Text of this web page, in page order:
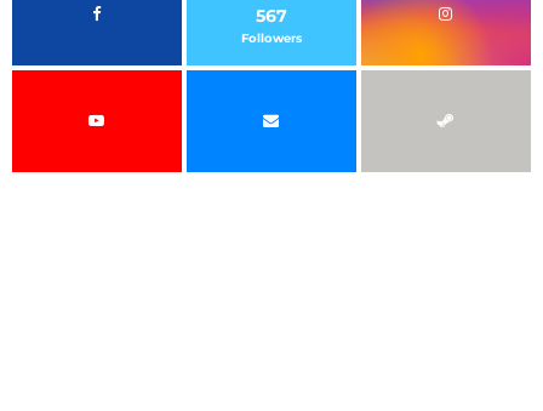
567
Followers